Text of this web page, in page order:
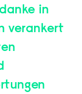
in
verankert